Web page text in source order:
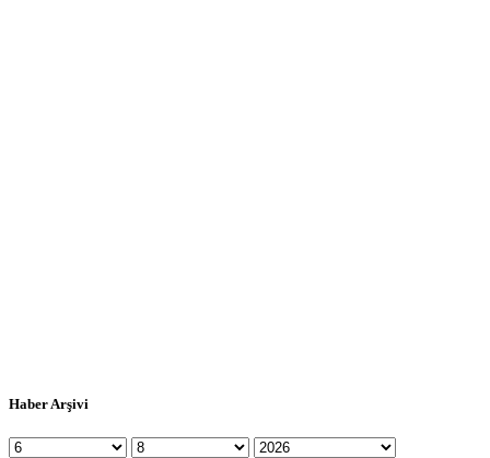
Haber Arşivi